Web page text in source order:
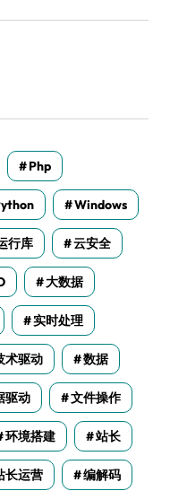
Php
Windows
行库 云安全
大数据
实时处理
术驱动 数据
驱动 文件操作
环境搭建 站长
长运营 编解码